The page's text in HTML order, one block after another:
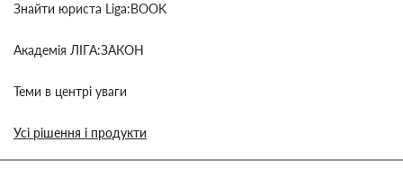
Знайти юриста Liga:BOOK
Академія ЛІГА:ЗАКОН
Теми в центрі уваги
Усі рішення і продукти